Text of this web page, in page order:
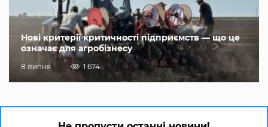
Нові критерії критичності підприємств — що це
означає для агробізнесу
8 липня 1 674